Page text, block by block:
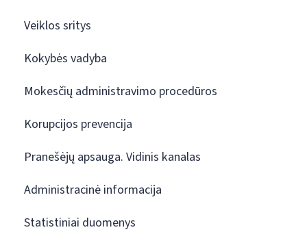
Veiklos sritys
Kokybės vadyba
Mokesčių administravimo procedūros
Korupcijos prevencija
Pranešėjų apsauga. Vidinis kanalas
Administracinė informacija
Statistiniai duomenys